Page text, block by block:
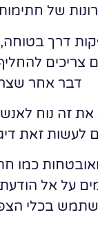
של
דרך
להחליף
דבר אחר
את זה נוח
לעשות זאת
כמו
על אל